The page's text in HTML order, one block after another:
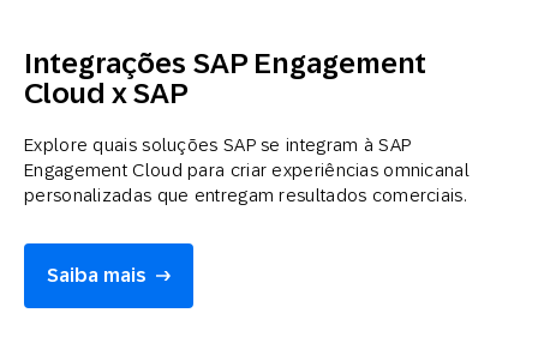
Integrações SAP Engagement
Cloud x SAP
Explore quais soluções SAP se integram à SAP
Engagement Cloud para criar experiências omnicanal
personalizadas que entregam resultados comerciais.
Saiba mais